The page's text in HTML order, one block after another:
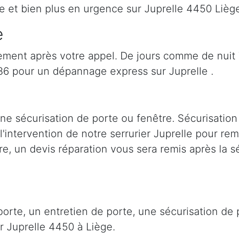
et bien plus en urgence sur Juprelle 4450
après votre appel. De jours comme de nuit
pour un dépannage express sur Juprelle .
sécurisation de porte ou fenêtre.
de notre serrurier Juprelle pour
un devis réparation vous sera remis après la
un entretien de porte, une sécurisation de
Juprelle 4450 à Liège.